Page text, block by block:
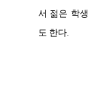
서 젊은 학생과
도 한다.